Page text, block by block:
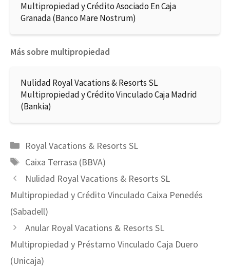
Multipropiedad y Crédito Asociado En Caja
Granada (Banco Mare Nostrum)
Más sobre multipropiedad
Nulidad Royal Vacations & Resorts SL
Multipropiedad y Crédito Vinculado Caja Madrid
(Bankia)
Categorías
Royal Vacations & Resorts SL
Etiquetas
Caixa Terrasa (BBVA)
Nulidad Royal Vacations & Resorts SL
Multipropiedad y Crédito Vinculado Caixa Penedés
(Sabadell)
Anular Royal Vacations & Resorts SL
Multipropiedad y Préstamo Vinculado Caja Duero
(Unicaja)